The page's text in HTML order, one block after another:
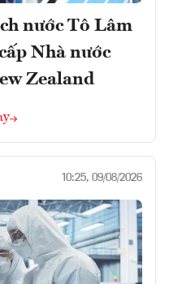
nước Tô Lâm
Nhà nước
Zealand
10:25, 09/08/2026